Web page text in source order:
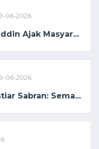
06-2026
Ajak Masyar...
06-2026
Sabran: Sema...